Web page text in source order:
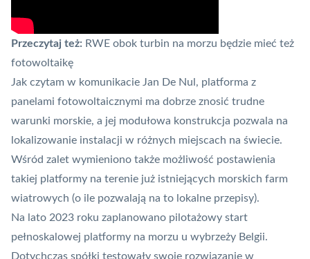
Przeczytaj też: RWE obok turbin na morzu będzie mieć też
fotowoltaikę
Jak czytam w komunikacie Jan De Nul, platforma z
panelami fotowoltaicznymi ma dobrze znosić trudne
warunki morskie, a jej modułowa konstrukcja pozwala na
lokalizowanie instalacji w różnych miejscach na świecie.
Wśród zalet wymieniono także możliwość postawienia
takiej platformy na terenie już istniejących morskich farm
wiatrowych (o ile pozwalają na to lokalne przepisy).
Na lato 2023 roku zaplanowano pilotażowy start
pełnoskalowej platformy na morzu u wybrzeży Belgii.
Dotychczas spółki testowały swoje rozwiązanie w